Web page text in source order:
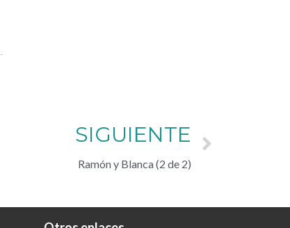
SIGUIENTE
Ramón y Blanca (2 de 2)